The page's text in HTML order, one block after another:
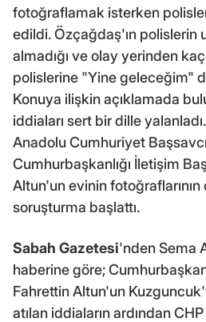
fotoğraflamak isterken
edildi. Özçağdaş'ın polislerin
almadığı ve olay yerinden
polislerine "Yine geleceğim"
Konuya ilişkin açıklamada
iddiaları sert bir dille
Anadolu Cumhuriyet
Cumhurbaşkanlığı İletişim
Altun'un evinin
soruşturma başlattı.
Sabah Gazetesi'nden Sema
haberine göre;
Fahrettin Altun'un
atılan iddiaların ardından